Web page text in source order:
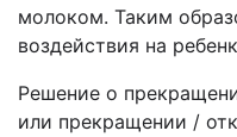
молоком. Таким
воздействия на
Решение о
или прекращении /